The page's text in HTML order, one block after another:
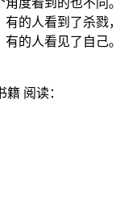
度看到的也不同。
的人看到了杀戮，
的人看见了自己。
籍 阅读：